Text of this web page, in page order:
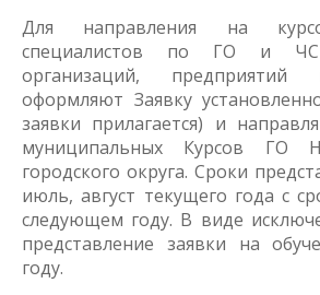
Для направления на
специалистов по ГО и ЧС
организаций,
оформляют Заявку
заявки прилагается) и
муниципальных Курсов ГО
городского округа. Сроки
июль, август текущего года с
следующем году. В виде
представление заявки на
году.